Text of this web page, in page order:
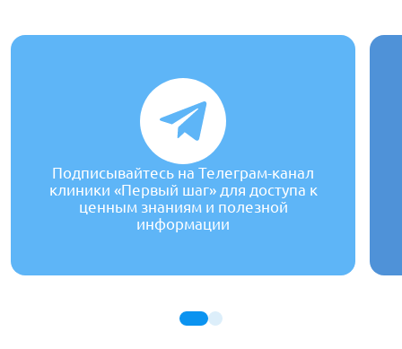
Подписывайтесь на Телеграм-канал
клиники «Первый шаг» для доступа к
ценным знаниям и полезной
информации